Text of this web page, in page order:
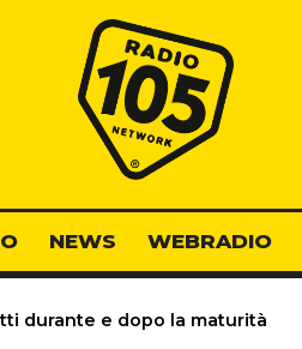
Radio 105
NEWS WEBRADIO
durante e dopo la maturità